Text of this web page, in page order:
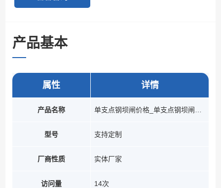
产品基本
参数
属性
产品名称
型号
厂商性质
访问量
详情
支持定制
实体厂家
14次